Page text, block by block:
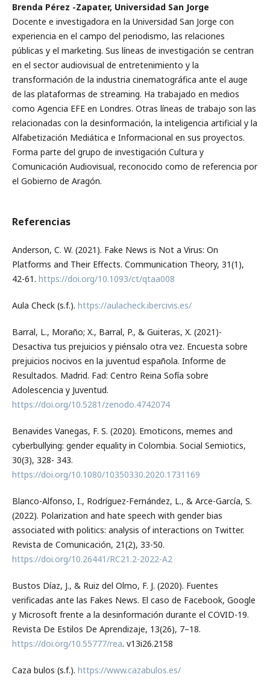
Brenda Pérez -Zapater, Universidad San Jorge
Docente e investigadora en la Universidad San Jorge con
experiencia en el campo del periodismo, las relaciones
públicas y el marketing. Sus líneas de investigación se centran
en el sector audiovisual de entretenimiento y la
transformación de la industria cinematográfica ante el auge
de las plataformas de streaming. Ha trabajado en medios
como Agencia EFE en Londres. Otras líneas de trabajo son las
relacionadas con la desinformación, la inteligencia artificial y la
Alfabetización Mediática e Informacional en sus proyectos.
Forma parte del grupo de investigación Cultura y
Comunicación Audiovisual, reconocido como de referencia por
el Gobierno de Aragón.
Referencias
Anderson, C. W. (2021). Fake News is Not a Virus: On
Platforms and Their Effects. Communication Theory, 31(1),
42-61. https://doi.org/10.1093/ct/qtaa008
Aula Check (s.f.). https://aulacheck.ibercivis.es/
Barral, L., Moraño; X., Barral, P., & Guiteras, X. (2021)-
Desactiva tus prejuicios y piénsalo otra vez. Encuesta sobre
prejuicios nocivos en la juventud española. Informe de
Resultados. Madrid. Fad: Centro Reina Sofía sobre
Adolescencia y Juventud.
https://doi.org/10.5281/zenodo.4742074
Benavides Vanegas, F. S. (2020). Emoticons, memes and
cyberbullying: gender equality in Colombia. Social Semiotics,
30(3), 328- 343.
https://doi.org/10.1080/10350330.2020.1731169
Blanco-Alfonso, I., Rodríguez-Fernández, L., & Arce-García, S.
(2022). Polarization and hate speech with gender bias
associated with politics: analysis of interactions on Twitter.
Revista de Comunicación, 21(2), 33-50.
https://doi.org/10.26441/RC21.2-2022-A2
Bustos Díaz, J., & Ruiz del Olmo, F. J. (2020). Fuentes
verificadas ante las Fakes News. El caso de Facebook, Google
y Microsoft frente a la desinformación durante el COVID-19.
Revista De Estilos De Aprendizaje, 13(26), 7–18.
https://doi.org/10.55777/rea. v13i26.2158
Caza bulos (s.f.). https://www.cazabulos.es/